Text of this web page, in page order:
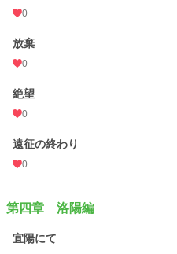
0
放棄
0
絶望
0
遠征の終わり
0
第四章 洛陽編
宜陽にて